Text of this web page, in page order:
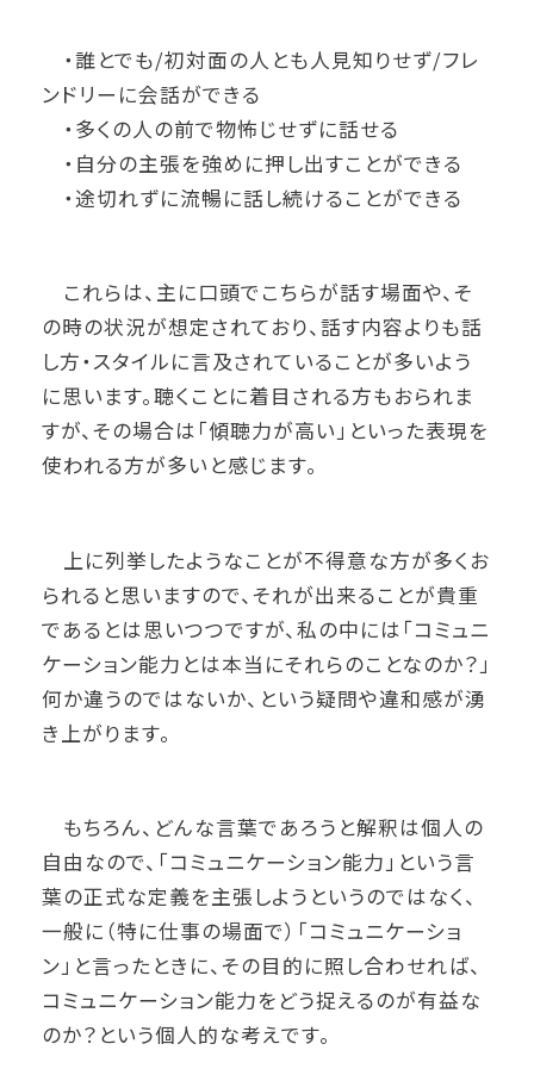
・誰とでも/初対面の人とも人見知りせず/フレ
ンドリーに会話ができる
・多くの人の前で物怖じせずに話せる
・自分の主張を強めに押し出すことができる
・途切れずに流暢に話し続けることができる
これらは、主に口頭でこちらが話す場面や、そ
の時の状況が想定されており、話す内容よりも話
し方・スタイルに言及されていることが多いよう
に思います。聴くことに着目される方もおられま
すが、その場合は「傾聴力が高い」といった表現を
使われる方が多いと感じます。
上に列挙したようなことが不得意な方が多くお
られると思いますので、それが出来ることが貴重
であるとは思いつつですが、私の中には「コミュニ
ケーション能力とは本当にそれらのことなのか？」
何か違うのではないか、という疑問や違和感が湧
き上がります。
もちろん、どんな言葉であろうと解釈は個人の
自由なので、「コミュニケーション能力」という言
葉の正式な定義を主張しようというのではなく、
一般に（特に仕事の場面で）「コミュニケーショ
ン」と言ったときに、その目的に照し合わせれば、
コミュニケーション能力をどう捉えるのが有益な
のか？という個人的な考えです。